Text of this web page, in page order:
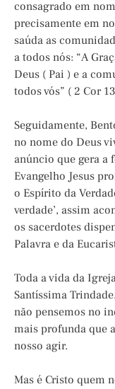
consagrado em
precisamente em
saúda as
a todos nós: “A
Deus ( Pai ) e a
todos vós” ( 2 Cor
Seguidamente,
no nome do Deus
anúncio que gera a
Evangelho Jesus
o Espírito da
verdade’, assim
os sacerdotes
Palavra e da
Toda a vida da
Santíssima
não pensemos no
mais profunda que
nosso agir.
Mas é Cristo quem